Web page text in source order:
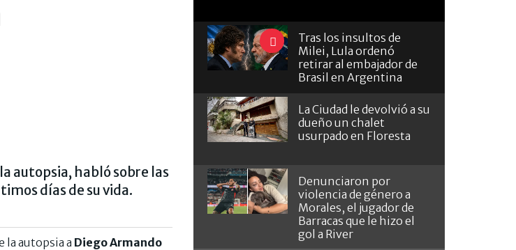
autopsia, habló sobre las
días de su vida.
la autopsia a Diego Armando
Tras los insultos de
Milei, Lula ordenó
retirar al embajador de
Brasil en Argentina
La Ciudad le devolvió a su
dueño un chalet
usurpado en Floresta
Denunciaron por
violencia de género a
Morales, el jugador de
Barracas que le hizo el
gol a River